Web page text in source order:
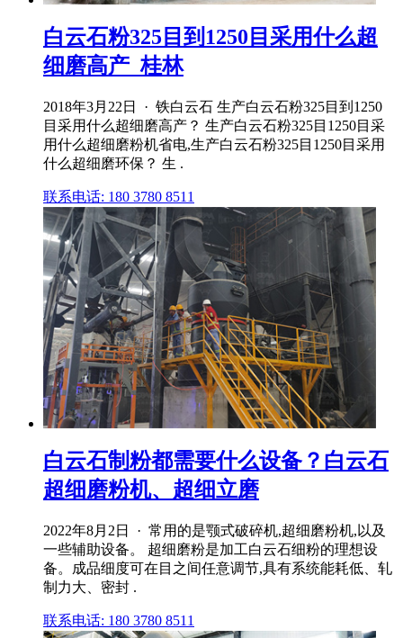
白云石粉325目到1250目采用什么超
细磨高产_桂林
2018年3月22日 · 铁白云石 生产白云石粉325目到1250
目采用什么超细磨高产？ 生产白云石粉325目1250目采
用什么超细磨粉机省电,生产白云石粉325目1250目采用
什么超细磨环保？ 生 .
联系电话: 180 3780 8511
白云石制粉都需要什么设备？白云石
超细磨粉机、超细立磨
2022年8月2日 · 常用的是颚式破碎机,超细磨粉机,以及
一些辅助设备。 超细磨粉是加工白云石细粉的理想设
备。成品细度可在目之间任意调节,具有系统能耗低、轧
制力大、密封 .
联系电话: 180 3780 8511